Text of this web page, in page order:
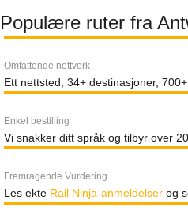
Populære ruter fra
Omfattende nettverk
Ett nettsted, 34+ destinasjoner,
Enkel bestilling
Vi snakker ditt språk og tilbyr over
Fremragende Vurdering
Les ekte Rail Ninja-anmeldelserog